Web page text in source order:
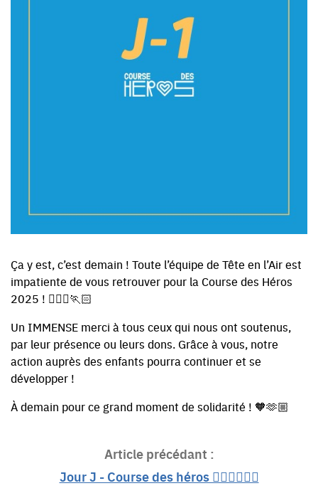
Ça y est, c’est demain ! Toute l’équipe de Tête en l’Air est
impatiente de vous retrouver pour la Course des Héros
2025 ! 🏃🏼‍♀️🏃🏻
Un IMMENSE merci à tous ceux qui nous ont soutenus,
par leur présence ou leurs dons. Grâce à vous, notre
action auprès des enfants pourra continuer et se
développer !
À demain pour ce grand moment de solidarité ! 🧡🫶🏼
Article précédant :
Jour J - Course des héros 🏃🏼‍♀️🏃🏻‍♂️